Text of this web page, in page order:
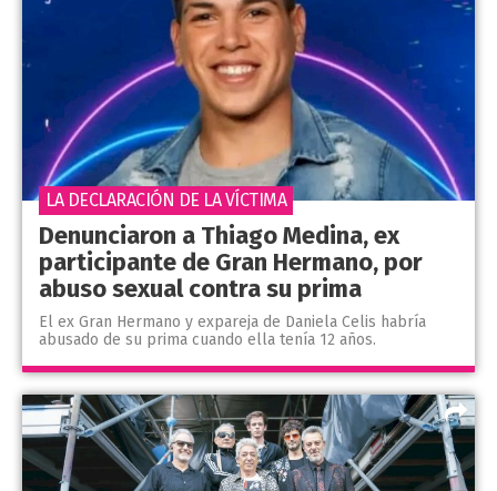
Denunciaron a Thiago Medina, ex
participante de Gran Hermano, por
abuso sexual contra su prima
El ex Gran Hermano y expareja de Daniela Celis habría
abusado de su prima cuando ella tenía 12 años.
LA DECLARACIÓN DE LA VÍCTIMA